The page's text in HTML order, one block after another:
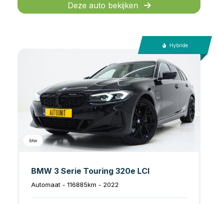
Deze auto bekijken
Hybride
btw
BMW 3 Serie Touring 320e LCI
Automaat - 116885km - 2022